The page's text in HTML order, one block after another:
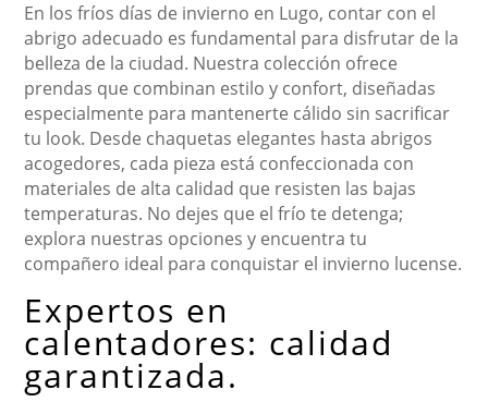
En los fríos días de invierno en Lugo, contar con el
abrigo adecuado es fundamental para disfrutar de la
belleza de la ciudad. Nuestra colección ofrece
prendas que combinan estilo y confort, diseñadas
especialmente para mantenerte cálido sin sacrificar
tu look. Desde chaquetas elegantes hasta abrigos
acogedores, cada pieza está confeccionada con
materiales de alta calidad que resisten las bajas
temperaturas. No dejes que el frío te detenga;
explora nuestras opciones y encuentra tu
compañero ideal para conquistar el invierno lucense.
Expertos en
calentadores: calidad
garantizada.